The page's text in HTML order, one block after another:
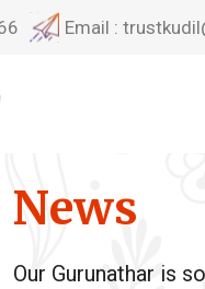
Email :
News
Our Gurunathar is